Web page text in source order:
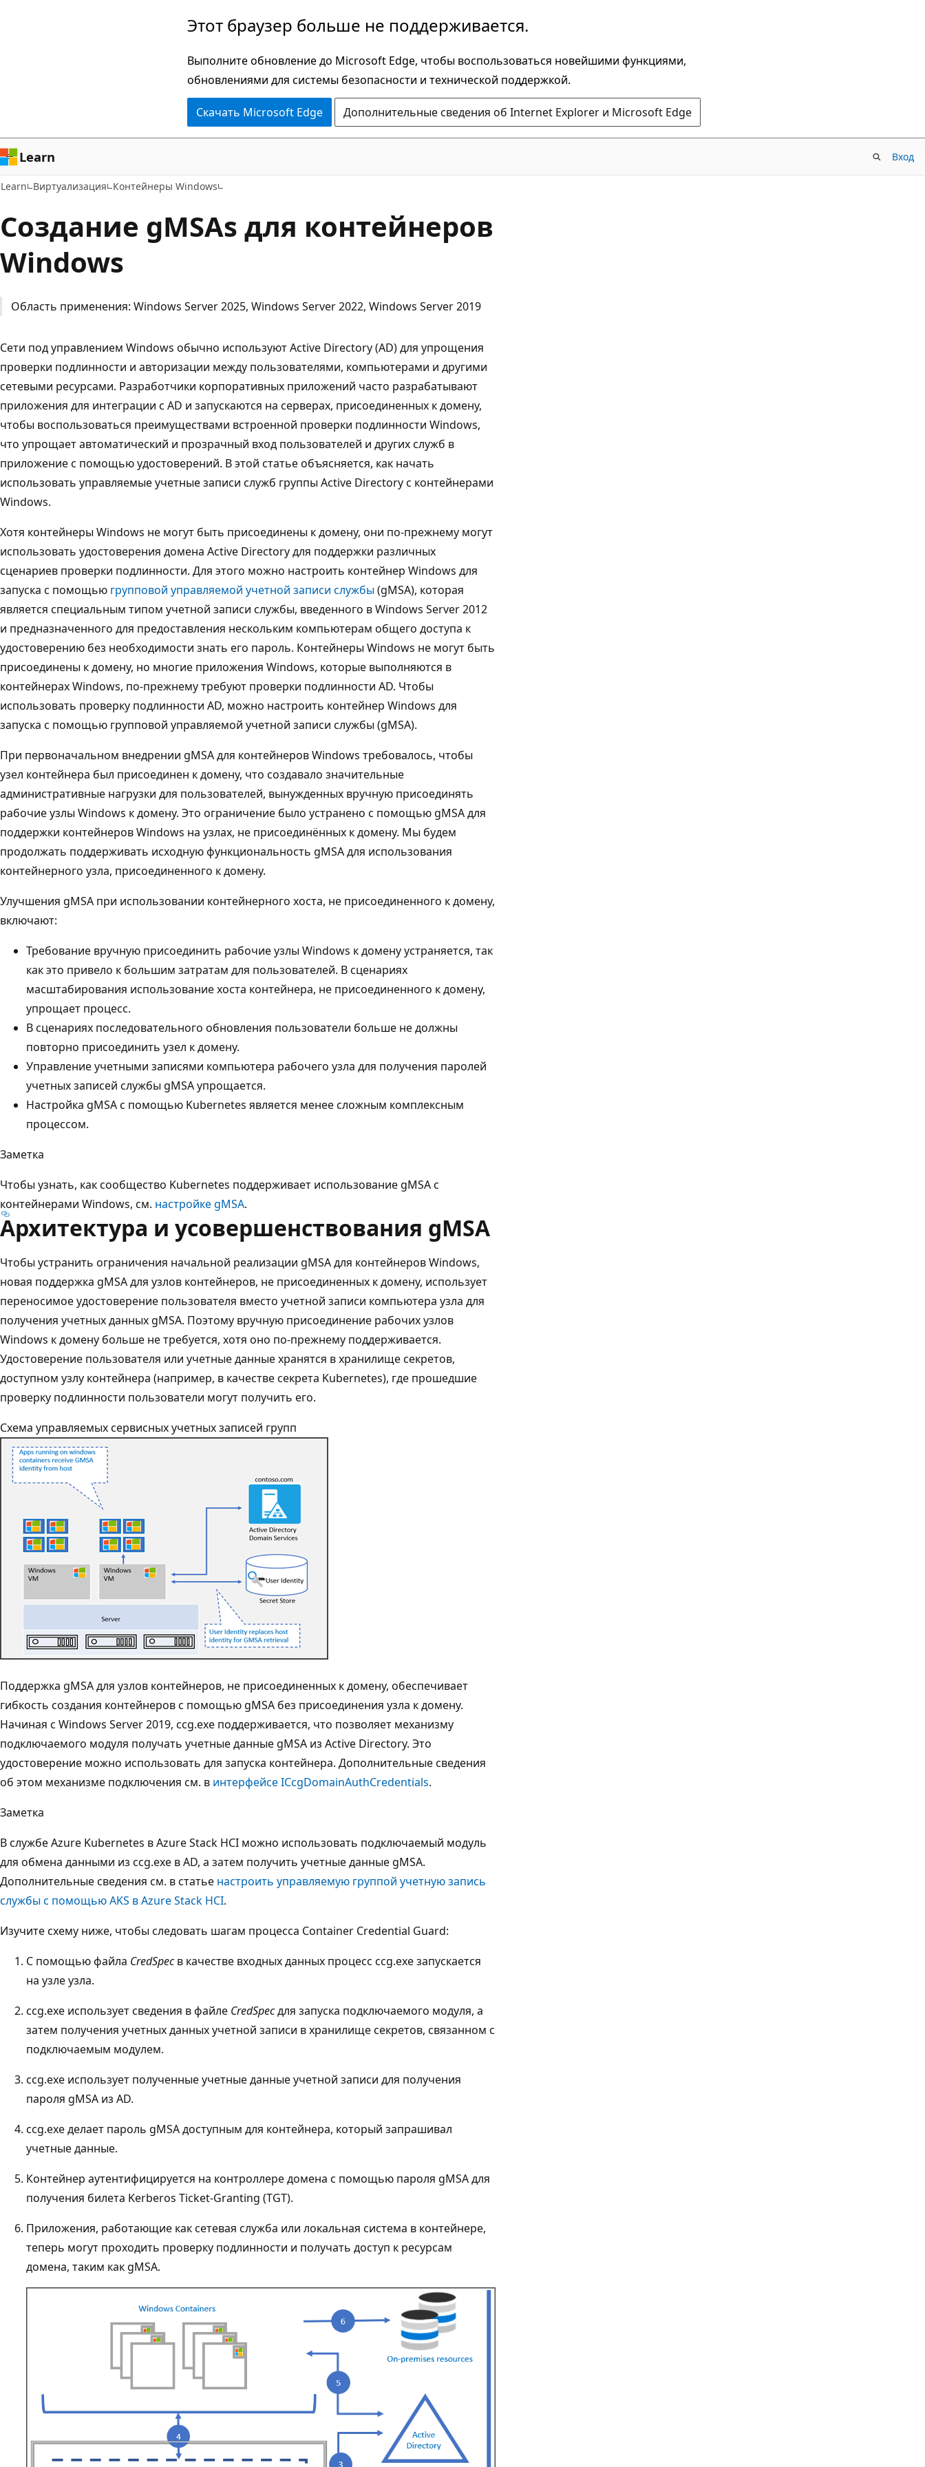
Этот браузер больше не поддерживается.
Выполните обновление до Microsoft Edge, чтобы воспользоваться новейшими функциями,
обновлениями для системы безопасности и технической поддержкой.
Скачать Microsoft Edge Дополнительные сведения об Internet Explorer и Microsoft Edge
Learn Вход
Learn Виртуализация Контейнеры Windows
Создание gMSAs для контейнеров
Windows
Область применения: Windows Server 2025, Windows Server 2022, Windows Server 2019
Сети под управлением Windows обычно используют Active Directory (AD) для упрощения
проверки подлинности и авторизации между пользователями, компьютерами и другими
сетевыми ресурсами. Разработчики корпоративных приложений часто разрабатывают
приложения для интеграции с AD и запускаются на серверах, присоединенных к домену,
чтобы воспользоваться преимуществами встроенной проверки подлинности Windows,
что упрощает автоматический и прозрачный вход пользователей и других служб в
приложение с помощью удостоверений. В этой статье объясняется, как начать
использовать управляемые учетные записи служб группы Active Directory с контейнерами
Windows.
Хотя контейнеры Windows не могут быть присоединены к домену, они по-прежнему могут
использовать удостоверения домена Active Directory для поддержки различных
сценариев проверки подлинности. Для этого можно настроить контейнер Windows для
запуска с помощью групповой управляемой учетной записи службы(gMSA), которая
является специальным типом учетной записи службы, введенного в Windows Server 2012
и предназначенного для предоставления нескольким компьютерам общего доступа к
удостоверению без необходимости знать его пароль. Контейнеры Windows не могут быть
присоединены к домену, но многие приложения Windows, которые выполняются в
контейнерах Windows, по-прежнему требуют проверки подлинности AD. Чтобы
использовать проверку подлинности AD, можно настроить контейнер Windows для
запуска с помощью групповой управляемой учетной записи службы (gMSA).
При первоначальном внедрении gMSA для контейнеров Windows требовалось, чтобы
узел контейнера был присоединен к домену, что создавало значительные
административные нагрузки для пользователей, вынужденных вручную присоединять
рабочие узлы Windows к домену. Это ограничение было устранено с помощью gMSA для
поддержки контейнеров Windows на узлах, не присоединённых к домену. Мы будем
продолжать поддерживать исходную функциональность gMSA для использования
контейнерного узла, присоединенного к домену.
Улучшения gMSA при использовании контейнерного хоста, не присоединенного к домену,
включают:
Требование вручную присоединить рабочие узлы Windows к домену устраняется, так
как это привело к большим затратам для пользователей. В сценариях
масштабирования использование хоста контейнера, не присоединенного к домену,
упрощает процесс.
В сценариях последовательного обновления пользователи больше не должны
повторно присоединить узел к домену.
Управление учетными записями компьютера рабочего узла для получения паролей
учетных записей службы gMSA упрощается.
Настройка gMSA с помощью Kubernetes является менее сложным комплексным
процессом.
Заметка
Чтобы узнать, как сообщество Kubernetes поддерживает использование gMSA с
контейнерами Windows, см. настройке gMSA.
Архитектура и усовершенствования gMSA
Чтобы устранить ограничения начальной реализации gMSA для контейнеров Windows,
новая поддержка gMSA для узлов контейнеров, не присоединенных к домену, использует
переносимое удостоверение пользователя вместо учетной записи компьютера узла для
получения учетных данных gMSA. Поэтому вручную присоединение рабочих узлов
Windows к домену больше не требуется, хотя оно по-прежнему поддерживается.
Удостоверение пользователя или учетные данные хранятся в хранилище секретов,
доступном узлу контейнера (например, в качестве секрета Kubernetes), где прошедшие
проверку подлинности пользователи могут получить его.
Схема управляемых сервисных учетных записей групп
Поддержка gMSA для узлов контейнеров, не присоединенных к домену, обеспечивает
гибкость создания контейнеров с помощью gMSA без присоединения узла к домену.
Начиная с Windows Server 2019, ccg.exe поддерживается, что позволяет механизму
подключаемого модуля получать учетные данные gMSA из Active Directory. Это
удостоверение можно использовать для запуска контейнера. Дополнительные сведения
об этом механизме подключения см. в интерфейсе ICcgDomainAuthCredentials.
Заметка
В службе Azure Kubernetes в Azure Stack HCI можно использовать подключаемый модуль
для обмена данными из ccg.exe в AD, а затем получить учетные данные gMSA.
Дополнительные сведения см. в статье настроить управляемую группой учетную запись
службы с помощью AKS в Azure Stack HCI.
Изучите схему ниже, чтобы следовать шагам процесса Container Credential Guard:
С помощью файла CredSpecв качестве входных данных процесс ccg.exe запускается
на узле узла.
ccg.exe использует сведения в файле CredSpecдля запуска подключаемого модуля, а
затем получения учетных данных учетной записи в хранилище секретов, связанном с
подключаемым модулем.
ccg.exe использует полученные учетные данные учетной записи для получения
пароля gMSA из AD.
ccg.exe делает пароль gMSA доступным для контейнера, который запрашивал
учетные данные.
Контейнер аутентифицируется на контроллере домена с помощью пароля gMSA для
получения билета Kerberos Ticket-Granting (TGT).
Приложения, работающие как сетевая служба или локальная система в контейнере,
теперь могут проходить проверку подлинности и получать доступ к ресурсам
домена, таким как gMSA.